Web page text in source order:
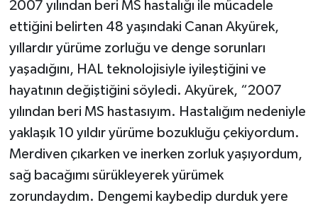
2007 yılından beri MS hastalığı ile mücadele
ettiğini belirten 48 yaşındaki Canan Akyürek,
yıllardır yürüme zorluğu ve denge sorunları
yaşadığını, HAL teknolojisiyle iyileştiğini ve
hayatının değiştiğini söyledi. Akyürek, “2007
yılından beri MS hastasıyım. Hastalığım nedeniyle
yaklaşık 10 yıldır yürüme bozukluğu çekiyordum.
Merdiven çıkarken ve inerken zorluk yaşıyordum,
sağ bacağımı sürükleyerek yürümek
zorundaydım. Dengemi kaybedip durduk yere